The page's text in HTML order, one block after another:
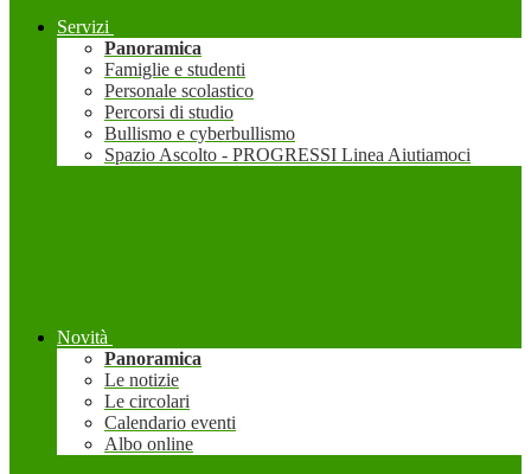
Servizi
Panoramica
Famiglie e studenti
Personale scolastico
Percorsi di studio
Bullismo e cyberbullismo
Spazio Ascolto - PROGRESSI Linea Aiutiamoci
Novità
Panoramica
Le notizie
Le circolari
Calendario eventi
Albo online